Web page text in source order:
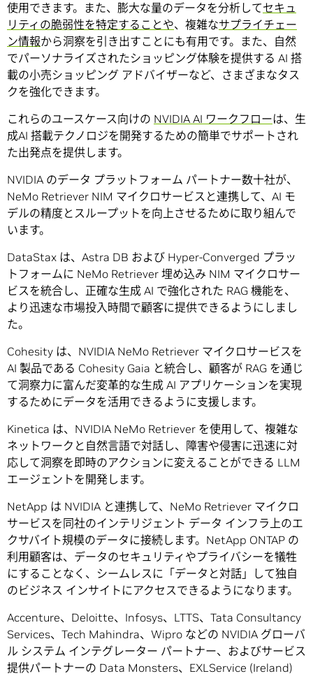
使用できます。また、膨大な量のデータを分析してセキュ
リティの脆弱性を特定することや、複雑なサプライチェー
ン情報から洞察を引き出すことにも有用です。また、自然
でパーソナライズされたショッピング体験を提供する AI 搭
載の小売ショッピング アドバイザーなど、さまざまなタス
クを強化できます。
これらのユースケース向けの NVIDIA AI ワークフローは、生
成AI 搭載テクノロジを開発するための簡単でサポートされ
た出発点を提供します。
NVIDIA のデータ プラットフォーム パートナー数十社が、
NeMo Retriever NIM マイクロサービスと連携して、AI モ
デルの精度とスループットを向上させるために取り組んで
います。
DataStax は、Astra DB および Hyper-Converged プラッ
トフォームに NeMo Retriever 埋め込み NIM マイクロサー
ビスを統合し、正確な生成 AI で強化された RAG 機能を、
より迅速な市場投入時間で顧客に提供できるようにしまし
た。
Cohesity は、NVIDIA NeMo Retriever マイクロサービスを
AI 製品である Cohesity Gaia と統合し、顧客が RAG を通じ
て洞察力に富んだ変革的な生成 AI アプリケーションを実現
するためにデータを活用できるように支援します。
Kinetica は、NVIDIA NeMo Retriever を使用して、複雑な
ネットワークと自然言語で対話し、障害や侵害に迅速に対
応して洞察を即時のアクションに変えることができる LLM
エージェントを開発します。
NetApp は NVIDIA と連携して、NeMo Retriever マイクロ
サービスを同社のインテリジェント データ インフラ上のエ
クサバイト規模のデータに接続します。NetApp ONTAP の
利用顧客は、データのセキュリティやプライバシーを犠牲
にすることなく、シームレスに「データと対話」して独自
のビジネス インサイトにアクセスできるようになります。
Accenture、Deloitte、Infosys、LTTS、Tata Consultancy
Services、Tech Mahindra、Wipro などの NVIDIA グローバ
ル システム インテグレーター パートナー、およびサービス
提供パートナーの Data Monsters、EXLService (Ireland)